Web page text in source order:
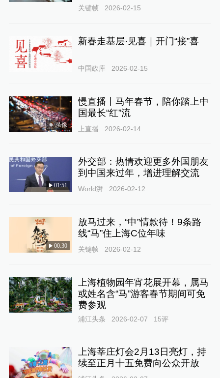
关键帧 2026-02-15
新春走基层·见喜｜开门“接”喜
中国政库 2026-02-15
录像
慢直播丨马年春节，陪你踏上中
国最长“红”流
上直播 2026-02-14
01:51
外交部：热情欢迎更多外国朋友
到中国来过年，增进理解交流
World湃 2026-02-12
00:30
放马过来，“申”情款待！9条路
线“马”住上海C位年味
关键帧 2026-02-12
上海植物园年宵花展开幕，属马
或姓名含“马”游客春节期间可免
费参观
浦江头条 2026-02-07 15评
上海莘庄灯会2月13日亮灯，持
续至正月十五免费向公众开放